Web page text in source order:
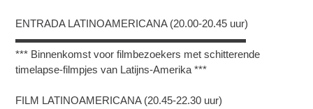
ENTRADA LATINOAMERICANA (20.00-20.45 uur)
▬▬▬▬▬▬▬▬▬▬▬▬▬▬▬▬▬▬▬▬▬▬
*** Binnenkomst voor filmbezoekers met schitterende
timelapse-filmpjes van Latijns-Amerika ***
FILM LATINOAMERICANA (20.45-22.30 uur)